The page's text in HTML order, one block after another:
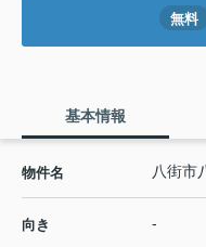
無料
基本情報
物件名 八街市
向き -